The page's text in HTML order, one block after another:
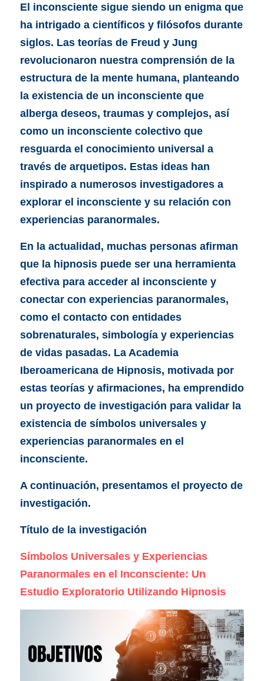
El inconsciente sigue siendo un enigma que
ha intrigado a científicos y filósofos durante
siglos. Las teorías de Freud y Jung
revolucionaron nuestra comprensión de la
estructura de la mente humana, planteando
la existencia de un inconsciente que
alberga deseos, traumas y complejos, así
como un inconsciente colectivo que
resguarda el conocimiento universal a
través de arquetipos. Estas ideas han
inspirado a numerosos investigadores a
explorar el inconsciente y su relación con
experiencias paranormales.
En la actualidad, muchas personas afirman
que la hipnosis puede ser una herramienta
efectiva para acceder al inconsciente y
conectar con experiencias paranormales,
como el contacto con entidades
sobrenaturales, simbología y experiencias
de vidas pasadas. La Academia
Iberoamericana de Hipnosis, motivada por
estas teorías y afirmaciones, ha emprendido
un proyecto de investigación para validar la
existencia de símbolos universales y
experiencias paranormales en el
inconsciente.
A continuación, presentamos el proyecto de
investigación.
Título de la investigación
Símbolos Universales y Experiencias
Paranormales en el Inconsciente: Un
Estudio Exploratorio Utilizando Hipnosis